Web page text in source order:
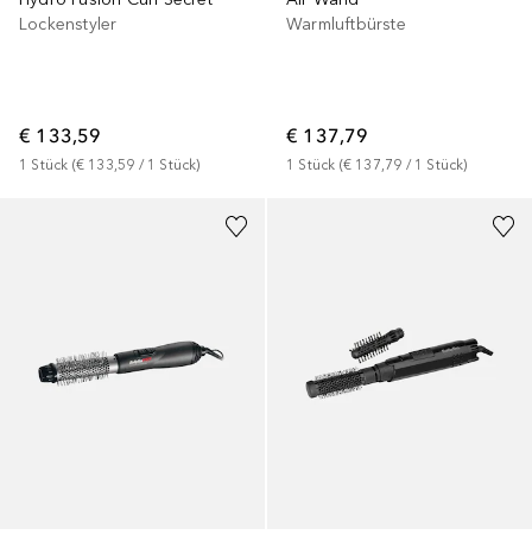
Lockenstyler
€ 133,59
1 Stück (€ 133,59 / 1 Stück)
Warmluftbürste
€ 137,79
1 Stück (€ 137,79 / 1 Stück)